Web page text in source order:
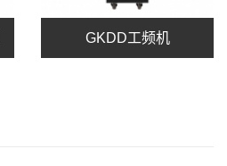
GKDD工频机